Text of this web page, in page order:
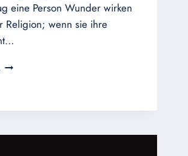
eine Person Wunder wirken
Religion; wenn sie ihre
WAHLSPRÜCHE